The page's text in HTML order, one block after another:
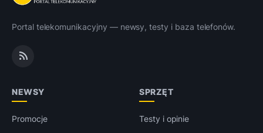
Portal telekomunikacyjny — newsy, testy i baza telefonów.
NEWSY
Promocje
SPRZĘT
Testy i opinie